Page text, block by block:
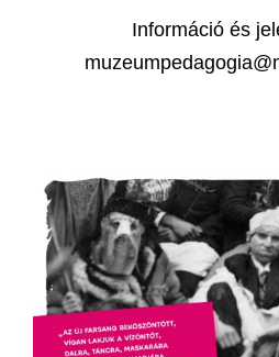
Információ és